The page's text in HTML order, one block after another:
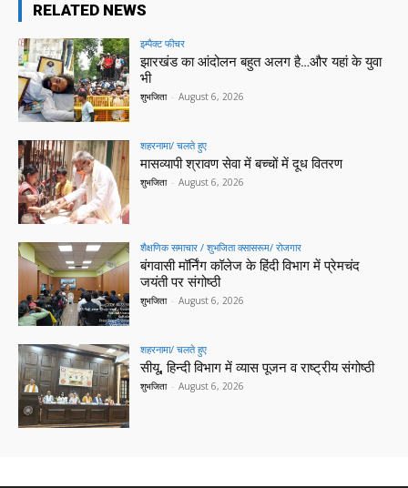
RELATED NEWS
इम्पैक्ट फीचर
झारखंड का आंदोलन बहुत अलग है…और यहां के युवा
भी
शुभजिता - August 6, 2026
शहरनामा/ चलते हुए
मासव्यापी श्रावण सेवा में बच्चों में दूध वितरण
शुभजिता - August 6, 2026
शैक्षणिक समाचार / शुभजिता क्सासरूम/ रोजगार
बंगवासी मॉर्निंग कॉलेज के हिंदी विभाग में प्रेमचंद
जयंती पर संगोष्ठी
शुभजिता - August 6, 2026
शहरनामा/ चलते हुए
सीयू, हिन्दी विभाग में व्यास पूजन व राष्ट्रीय संगोष्ठी
शुभजिता - August 6, 2026